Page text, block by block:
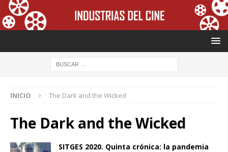
INICIO The Dark and the Wicked
The Dark and the Wicked
SITGES 2020. Quinta crónica: la pandemia